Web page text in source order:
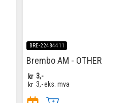
BRE-22484411
Brembo AM - OTHER
kr 3,-
kr 3,-eks. mva